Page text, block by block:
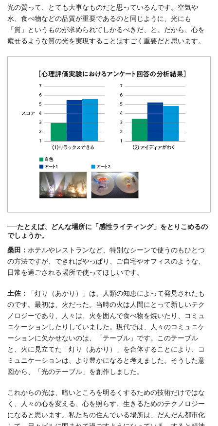
光の質って、とても大事なものだと思っているんです。空気や
水、食べ物などの品質が重要であるのと同じように、光にも
「質」というものが求められてしかるべきだ、と。だから、心を
癒せるような質の光を実現することはすごく重要だと思います。
──たとえば、どんな場所に「感性ライティング」をとりこめるの
でしょうか。
桑田： ホテルやレストランなど、特別なシーンで使うのもひとつ
の方法ですが、できればやっぱり、ご自宅やオフィスのような、
日常を過ごされる場所で使ってほしいです。
土佐：
「灯り（あかり）」は、人類の知恵によって発見されたも
のです。最初は、火だった。当時の火は人間にとって新しいテク
ノロジーであり、人々は、火を囲んで食べ物を焼いたり、コミュ
ニケーションしたりしていました。現代では、人々のコミュニケ
ーションに欠かせないのは、「テーブル」です。このテーブル
と、火に見立てた「灯り（あかり）」を合体することにより、コ
ミュニケーションは、より豊かになると考えました。そうした意
図から、「光のテーブル」を創作しました。
これからの光は、暗いところを明るくするための技術だけではな
く、人々の心を変える、心を照らす、生きるためのテクノロジー
になると思います。私たちの住んでいる場所は、だんだん都市化